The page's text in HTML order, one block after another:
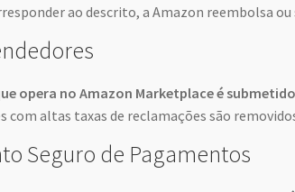
ao descrito, a Amazon reembolsa
opera no Amazon Marketplace é
com altas taxas de reclamações são
Seguro de Pagamentos